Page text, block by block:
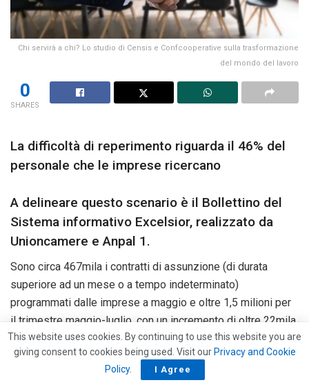
Chi servirà a chi? Lo studio di Censis e Confcooperative sulla trasformazione
del mondo del lavoro
0
SHARES
La difficoltà di reperimento riguarda il 46% del
personale che le imprese ricercano
A delineare questo scenario è il Bollettino del
Sistema informativo Excelsior, realizzato da
Unioncamere e Anpal 1.
Sono circa 467mila i contratti di assunzione (di durata
superiore ad un mese o a tempo indeterminato)
programmati dalle imprese a maggio e oltre 1,5 milioni per
il trimestre maggio-luglio, con un incremento di oltre 22mila
unità rispetto a maggio 2022 (+5,1%) e di 16mila unità sul
corrispondente trimestre (+1,1%). A delineare questo
scenario è il Bollettino del Sistema informativo Excelsior,
This website uses cookies. By continuing to use this website you are
giving consent to cookies being used. Visit our Privacy and Cookie
Policy. I Agree